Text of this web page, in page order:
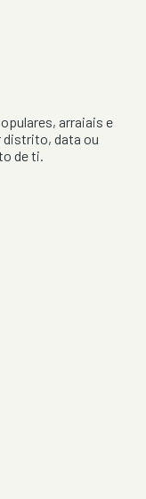
arraiais e
distrito, data ou
de ti.